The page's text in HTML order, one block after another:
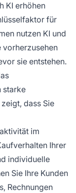
KI erhöhen
für
nutzen KI und
vorherzusehen
sie entstehen.
starke
dass Sie
im
Ihrer
individuelle
Sie Ihre Kunden
Rechnungen